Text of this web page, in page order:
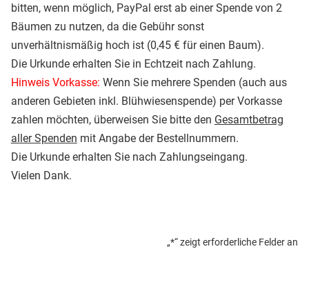
„*“ zeigt erforderliche Felder an
bitten, wenn möglich, PayPal erst ab einer Spende von 2
Bäumen zu nutzen, da die Gebühr sonst
unverhältnismäßig hoch ist (0,45 € für einen Baum).
Die Urkunde erhalten Sie in Echtzeit nach Zahlung.
Hinweis Vorkasse: Wenn Sie mehrere Spenden (auch aus
anderen Gebieten inkl. Blühwiesenspende) per Vorkasse
zahlen möchten, überweisen Sie bitte den Gesamtbetrag
aller Spenden mit Angabe der Bestellnummern.
Die Urkunde erhalten Sie nach Zahlungseingang.
Vielen Dank.